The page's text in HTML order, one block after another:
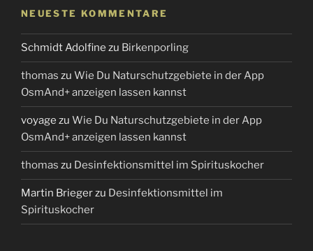
NEUESTE KOMMENTARE
Schmidt Adolfine zu Birkenporling
thomas zu Wie Du Naturschutzgebiete in der App
OsmAnd+ anzeigen lassen kannst
voyage zu Wie Du Naturschutzgebiete in der App
OsmAnd+ anzeigen lassen kannst
thomas zu Desinfektionsmittel im Spirituskocher
Martin Briegerzu Desinfektionsmittel im
Spirituskocher